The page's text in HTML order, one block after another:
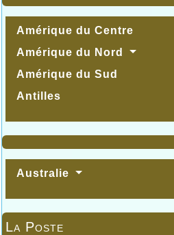
Amérique du Centre
Amérique du Nord
Amérique du Sud
Antilles
Australie
La Poste